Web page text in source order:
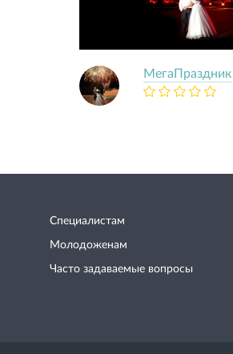
МегаПраздник
Специалистам
Молодоженам
Часто задаваемые вопросы